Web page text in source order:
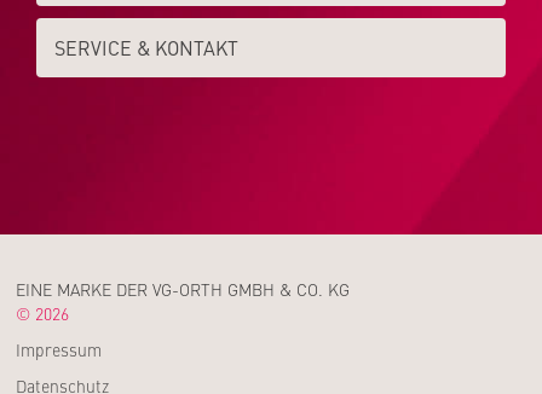
SERVICE & KONTAKT
EINE MARKE DER VG-ORTH GMBH & CO. KG
© 2026
Impressum
Datenschutz